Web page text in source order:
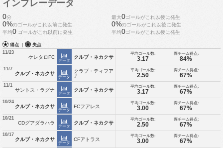
インプレーデータ
0分 最大0ゴールがこれ以後に発生
0%のゴールがこれ以前に発生 0%のゴールがこれ以後に発生
平均0 ゴールがこれ以前に発生 平均0ゴールがこれ以後に発生
得点
失点
11/23
ケレタロFC
データ
クルブ・ネカクサ
平均ゴール数:
3.17
両チーム得点:
84%
11/7
クルブ・ネカクサ
データ
クラブ・ティフア
ナ
平均ゴール数:
2.50
両チーム得点:
67%
11/1
サントス・ラグナ
データ
クルブ・ネカクサ
平均ゴール数:
3.17
両チーム得点:
67%
10/24
クルブ・ネカクサ
データ
FCフアレス
平均ゴール数:
3.00
両チーム得点:
67%
10/21
CDグアダラハラ
データ
クルブ・ネカクサ
平均ゴール数:
2.50
両チーム得点:
67%
10/17
クルブ・ネカクサ
データ
CFアトラス
平均ゴール数:
3.00
両チーム得点:
67%